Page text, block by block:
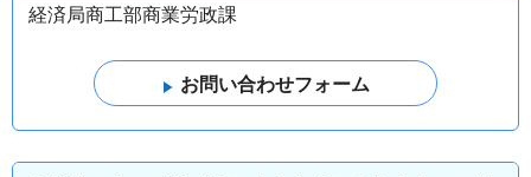
経済局商工部商業労政課